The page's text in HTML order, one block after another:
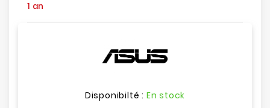
1 an
Disponibilté : En stock